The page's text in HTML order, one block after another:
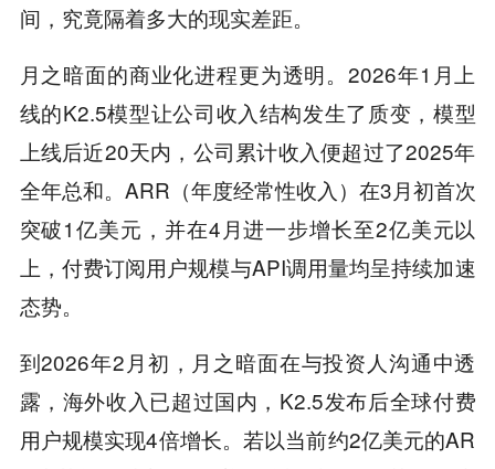
间，究竟隔着多大的现实差距。
月之暗面的商业化进程更为透明。2026年1月上
线的K2.5模型让公司收入结构发生了质变，模型
上线后近20天内，公司累计收入便超过了2025年
全年总和。ARR（年度经常性收入）在3月初首次
突破1亿美元，并在4月进一步增长至2亿美元以
上，付费订阅用户规模与API调用量均呈持续加速
态势。
到2026年2月初，月之暗面在与投资人沟通中透
露，海外收入已超过国内，K2.5发布后全球付费
用户规模实现4倍增长。若以当前约2亿美元的AR